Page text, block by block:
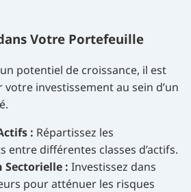
Votre Portefeuille
potentiel de croissance, il est
votre investissement au sein d’un
: Répartissez les
entre différentes classes d’actifs.
: Investissez dans
pour atténuer les risques